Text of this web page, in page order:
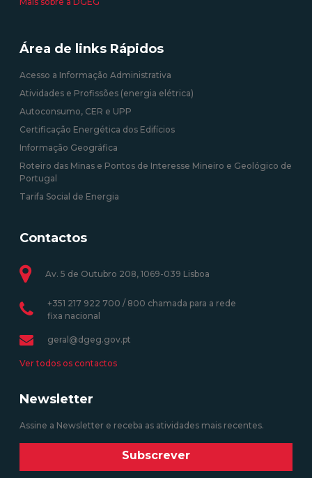
Área de links Rápidos
Acesso a Informação Administrativa
Atividades e Profissões (energia elétrica)
Autoconsumo, CER e UPP
Certificação Energética dos Edifícios
Informação Geográfica
Roteiro das Minas e Pontos de Interesse Mineiro e Geológico de
Portugal
Tarifa Social de Energia
Contactos
Av. 5 de Outubro 208, 1069-039 Lisboa
+351 217 922 700 / 800 chamada para a rede
fixa nacional
geral@dgeg.gov.pt
Ver todos os contactos
Newsletter
Assine a Newsletter e receba as atividades mais recentes.
Subscrever